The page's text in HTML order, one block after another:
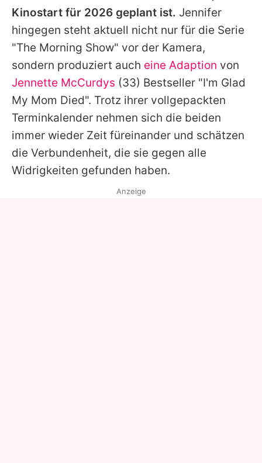
Kinostart für 2026 geplant ist. Jennifer
hingegen steht aktuell nicht nur für die Serie
"The Morning Show" vor der Kamera,
sondern produziert auch eine Adaption von
Jennette McCurdys (33) Bestseller "I'm Glad
My Mom Died". Trotz ihrer vollgepackten
Terminkalender nehmen sich die beiden
immer wieder Zeit füreinander und schätzen
die Verbundenheit, die sie gegen alle
Widrigkeiten gefunden haben.
Anzeige